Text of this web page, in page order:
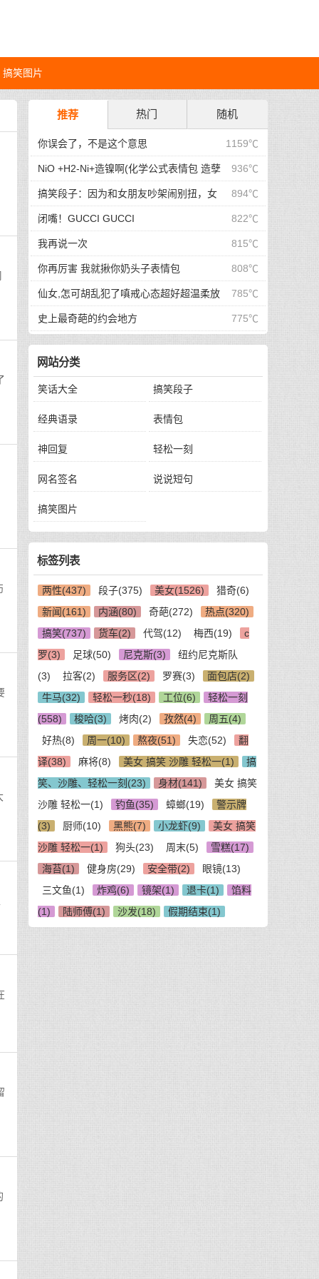
搞笑图片
推荐 热门 随机
1159℃
你误会了，不是这个意思
936℃
NiO +H2-Ni+造镍啊(化学公式表情包 造孽
啊表情包) 894℃
搞笑段子：因为和女朋友吵架闹别扭，女
朋友不理我了，于是我！ 822℃
闭嘴！GUCCI GUCCI
815℃
我再说一次
808℃
你再厉害 我就揪你奶头子表情包
785℃
仙女,怎可胡乱犯了嗔戒心态超好超温柔放
下屠刀莫生气有点耐心保持理智那就 775℃
史上最奇葩的约会地方
网站分类
笑话大全 搞笑段子
经典语录 表情包
神回复 轻松一刻
网名签名 说说短句
搞笑图片
标签列表
两性(437) 段子(375) 美女(1526)
猎奇(6)
新闻(161)
内涵(80) 奇葩(272)
热点(320)
搞笑(737)
货车(2) 代驾(12) 梅西(19)
c
罗(3)
足球(50) 尼克斯(3)
纽约尼克斯队
(3)
拉客(2) 服务区(2) 罗赛(3)
面包店(2)
牛马(32)
轻松一秒(18) 工位(6)
轻松一刻
(558)
梭哈(3) 烤肉(2) 孜然(4)
周五(4)
好热(8)
周一(10) 熬夜(51) 失恋(52)
翻
译(38)
麻将(8) 美女 搞笑 沙雕 轻松一(1)
搞
笑、沙雕、轻松一刻(23)
身材(141)
美女 搞笑
沙雕 轻松一(1)
钓鱼(35) 蟑螂(19)
警示牌
(3)
厨师(10) 黑熊(7) 小龙虾(9)
美女 搞笑
沙雕 轻松一(1)
狗头(23) 周末(5)
雪糕(17)
海苔(1)
健身房(29) 安全带(2)
眼镜(13)
三文鱼(1)
炸鸡(6) 镜架(1) 退卡(1)
馅料
(1)
陆师傅(1) 沙发(18) 假期结束(1)